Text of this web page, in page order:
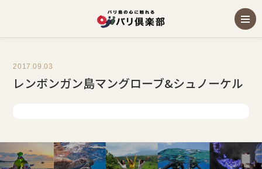
2017.09.03
レンボンガン島マングローブ&シュノーケル